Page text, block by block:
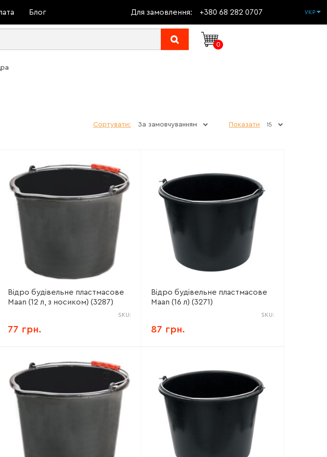
Блог Для замовлення: +380 68 282 0707 УКР
0
Сортувати: Показати
Відро будівельне пластмасове
Maan (12 л, з носиком) (3287)
SKU:
77 грн.
Відро будівельне пластмасове
Maan (16 л) (3271)
SKU:
87 грн.